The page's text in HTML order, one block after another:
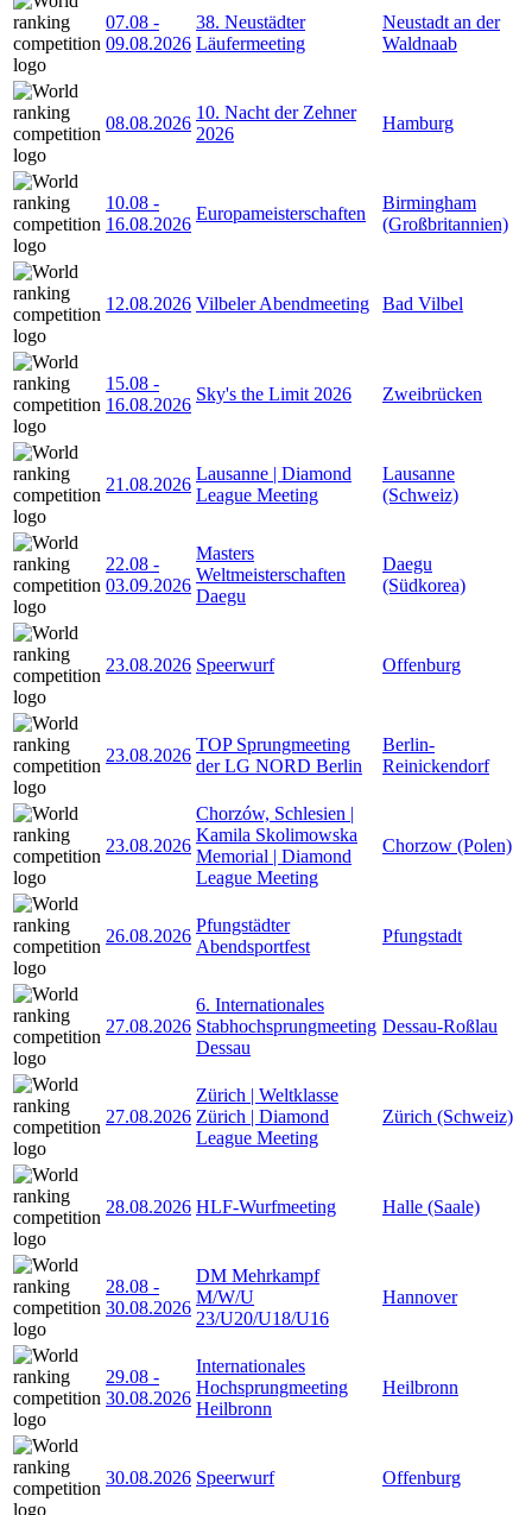
07.08 -
09.08.2026
38. Neustädter
Läufermeeting
Neustadt an der
Waldnaab
08.08.2026
10. Nacht der Zehner
2026
Hamburg
10.08 -
16.08.2026
Europameisterschaften
Birmingham
(Großbritannien)
12.08.2026 Vilbeler Abendmeeting Bad Vilbel
15.08 -
16.08.2026
Sky's the Limit 2026 Zweibrücken
21.08.2026
Lausanne | Diamond
League Meeting
Lausanne
(Schweiz)
22.08 -
03.09.2026
Masters
Weltmeisterschaften
Daegu
Daegu
(Südkorea)
23.08.2026 Speerwurf Offenburg
23.08.2026
TOP Sprungmeeting
der LG NORD Berlin
Berlin-
Reinickendorf
23.08.2026
Chorzów, Schlesien |
Kamila Skolimowska
Memorial | Diamond
League Meeting
Chorzow (Polen)
26.08.2026
Pfungstädter
Abendsportfest
Pfungstadt
27.08.2026
6. Internationales
Stabhochsprungmeeting
Dessau
Dessau-Roßlau
27.08.2026
Zürich | Weltklasse
Zürich | Diamond
League Meeting
Zürich (Schweiz)
28.08.2026 HLF-Wurfmeeting Halle (Saale)
28.08 -
30.08.2026
DM Mehrkampf
M/W/U
23/U20/U18/U16
Hannover
29.08 -
30.08.2026
Internationales
Hochsprungmeeting
Heilbronn
Heilbronn
30.08.2026 Speerwurf Offenburg